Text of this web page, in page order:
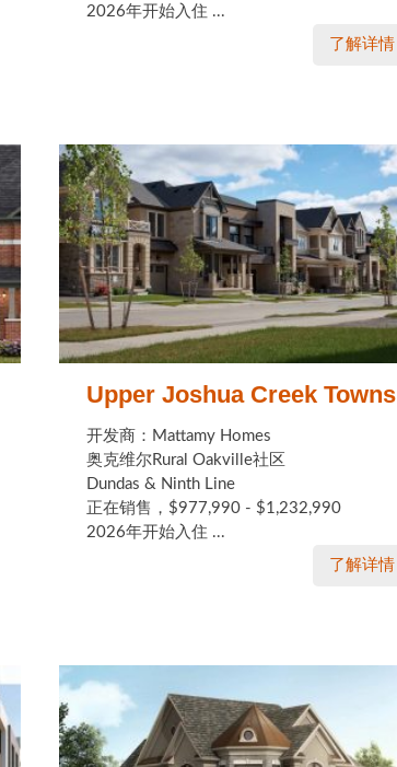
2026年开始入住 ...
了解详情
Upper Joshua Creek Towns
开发商：Mattamy Homes
奥克维尔Rural Oakville社区
Dundas & Ninth Line
正在销售，$977,990 - $1,232,990
2026年开始入住 ...
了解详情